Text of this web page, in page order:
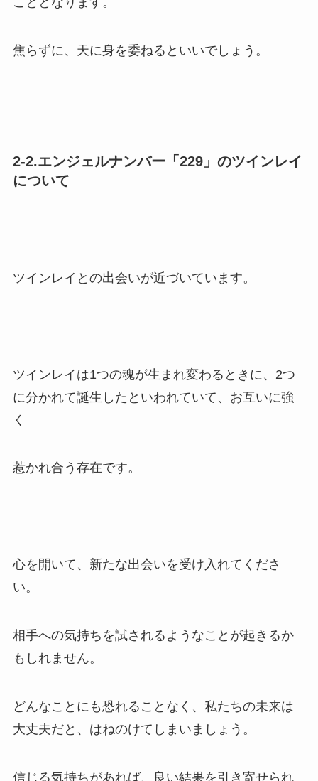
焦らずに、天に身を委ねるといいでしょう。
2-2.エンジェルナンバー「229」のツインレイ
について
ツインレイとの出会いが近づいています。
ツインレイは1つの魂が生まれ変わるときに、2つ
に分かれて誕生したといわれていて、お互いに強
く
惹かれ合う存在です。
心を開いて、新たな出会いを受け入れてくださ
い。
相手への気持ちを試されるようなことが起きるか
もしれません。
どんなことにも恐れることなく、私たちの未来は
大丈夫だと、はねのけてしまいましょう。
信じる気持ちがあれば、良い結果を引き寄せられ